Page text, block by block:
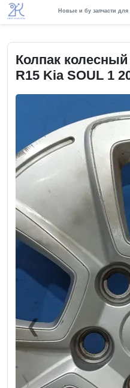
Новые и бу запчасти
Колпак
R15 Kia SOUL 1
❮Previous